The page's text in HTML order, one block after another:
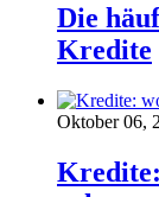
Die
Kredite
Oktober 06,